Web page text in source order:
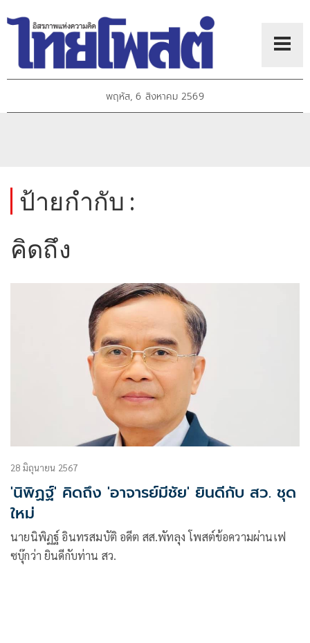
พฤหัส, 6 สิงหาคม 2569
ป้ายกำกับ :
คิดถึง
28 มิถุนายน 2567
'นิพิฏฐ์' คิดถึง 'อาจารย์มีชัย' ยินดีกับ สว. ชุด
ใหม่
นายนิพิฏฐ์ อินทรสมบัติ อดีต สส.พัทลุง โพสต์ข้อความผ่านเฟ
ซบุ๊กว่า ยินดีกับท่าน สว.